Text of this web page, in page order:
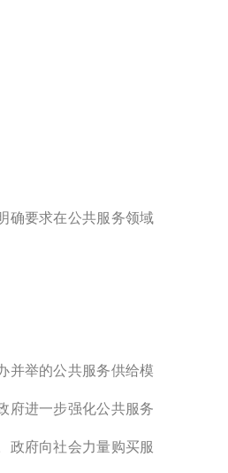
确要求在公共服务领域
并举的公共服务供给模
府进一步强化公共服务
政府向社会力量购买服